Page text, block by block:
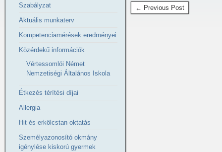
← Previous Post
Szabályzat
Aktuális munkaterv
Kompetenciamérések eredményei
Közérdekű információk
Vértessomlói Német
Nemzetiségi Általános Iskola
Étkezés térítési díjai
Allergia
Hit és erkölcstan oktatás
Személyazonosító okmány
igénylése kiskorú gyermek